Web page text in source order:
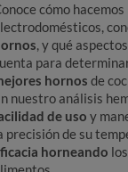
cómo
, y qué
para
hornos de
nuestro análisis
de uso y
precisión de su
horneando